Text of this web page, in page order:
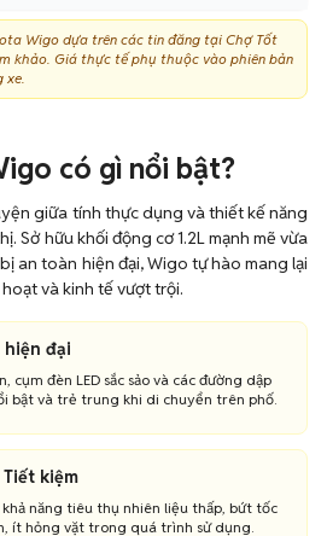
Wigo dựa trên các tin đăng tại Chợ Tốt
khảo. Giá thực tế phụ thuộc vào phiên bản
xe.
có gì nổi bật?
giữa tính thực dụng và thiết kế năng
Sở hữu khối động cơ 1.2L mạnh mẽ vừa
an toàn hiện đại, Wigo tự hào mang lại
và kinh tế vượt trội.
đại
cụm đèn LED sắc sảo và các đường dập
bật và trẻ trung khi di chuyển trên phố.
kiệm
năng tiêu thụ nhiên liệu thấp, bứt tốc
ít hỏng vặt trong quá trình sử dụng.